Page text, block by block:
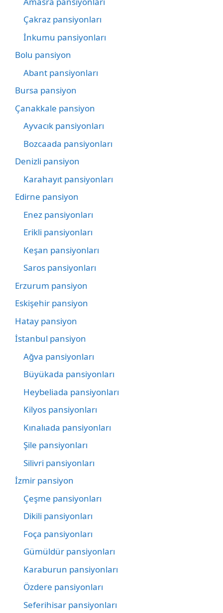
Çakraz pansiyonları
İnkumu pansiyonları
Bolu pansiyon
Abant pansiyonları
Bursa pansiyon
Çanakkale pansiyon
Ayvacık pansiyonları
Bozcaada pansiyonları
Denizli pansiyon
Karahayıt pansiyonları
Edirne pansiyon
Enez pansiyonları
Erikli pansiyonları
Keşan pansiyonları
Saros pansiyonları
Erzurum pansiyon
Eskişehir pansiyon
Hatay pansiyon
İstanbul pansiyon
Ağva pansiyonları
Büyükada pansiyonları
Heybeliada pansiyonları
Kilyos pansiyonları
Kınalıada pansiyonları
Şile pansiyonları
Silivri pansiyonları
İzmir pansiyon
Çeşme pansiyonları
Dikili pansiyonları
Foça pansiyonları
Gümüldür pansiyonları
Karaburun pansiyonları
Özdere pansiyonları
Seferihisar pansiyonları